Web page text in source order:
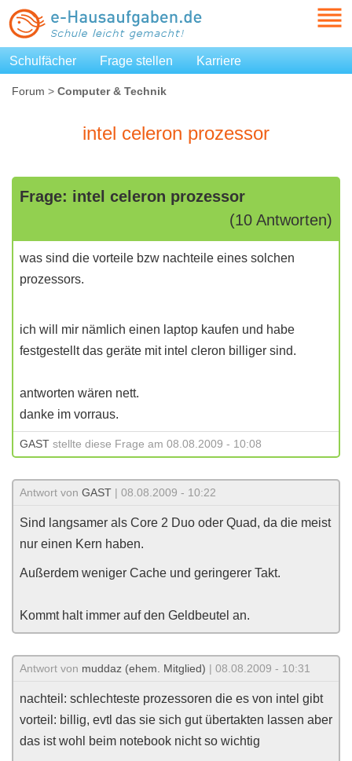
Schulfächer Frage stellen Karriere
Forum > Computer & Technik
intel celeron prozessor
Frage: intel celeron prozessor
(10 Antworten)
was sind die vorteile bzw nachteile eines solchen
prozessors.
ich will mir nämlich einen laptop kaufen und habe
festgestellt das geräte mit intel cleron billiger sind.
antworten wären nett.
danke im vorraus.
GAST stellte diese Frage am 08.08.2009 - 10:08
Antwort von GAST | 08.08.2009 - 10:22
Sind langsamer als Core 2 Duo oder Quad, da die meist
nur einen Kern haben.
Außerdem weniger Cache und geringerer Takt.
Kommt halt immer auf den Geldbeutel an.
Antwort von muddaz (ehem. Mitglied) | 08.08.2009 - 10:31
nachteil: schlechteste prozessoren die es von intel gibt
vorteil: billig, evtl das sie sich gut übertakten lassen aber
das ist wohl beim notebook nicht so wichtig